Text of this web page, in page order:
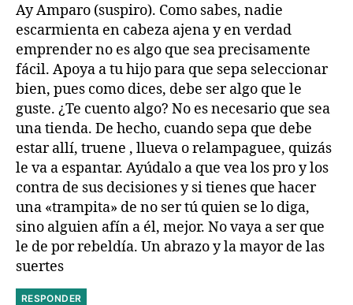
Ay Amparo (suspiro). Como sabes, nadie
escarmienta en cabeza ajena y en verdad
emprender no es algo que sea precisamente
fácil. Apoya a tu hijo para que sepa seleccionar
bien, pues como dices, debe ser algo que le
guste. ¿Te cuento algo? No es necesario que sea
una tienda. De hecho, cuando sepa que debe
estar allí, truene , llueva o relampaguee, quizás
le va a espantar. Ayúdalo a que vea los pro y los
contra de sus decisiones y si tienes que hacer
una «trampita» de no ser tú quien se lo diga,
sino alguien afín a él, mejor. No vaya a ser que
le de por rebeldía. Un abrazo y la mayor de las
suertes
RESPONDER